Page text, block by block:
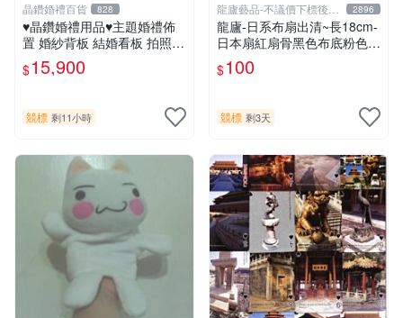
晶鑽婚禮百貨 828
♥晶鑽婚禮用品♥主題婚禮佈
置 婚紗背板 結婚看板 拍照看
板 客製化婚紗看板 婚禮小物
立體婚禮背板 凹凸型看板
$15,900
競標 剩11小時
龍廬藝品-不議價下標後請
告知
2896
龍廬-日系布扇出清~長18cm-
日本扇紅扇骨黑色布底粉色花
卉君子扇優雅古典絹布扇/百
花扇/花布扇/跳舞扇子
$100
競標 剩3天